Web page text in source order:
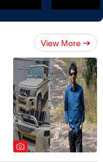
View More